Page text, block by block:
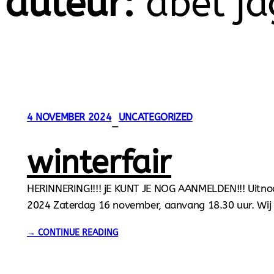
4 NOVEMBER 2024
—
UNCATEGORIZED
winterfair
HERINNERING!!!! jE KUNT JE NOG AANMELDEN!!!
2024 Zaterdag 16 november, aanvang 18.30 uur.
elkaar.Er zijn weer mooie prijzen te winnen. In
→ CONTINUE READING